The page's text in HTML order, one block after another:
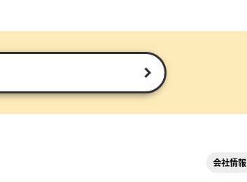
会社情報